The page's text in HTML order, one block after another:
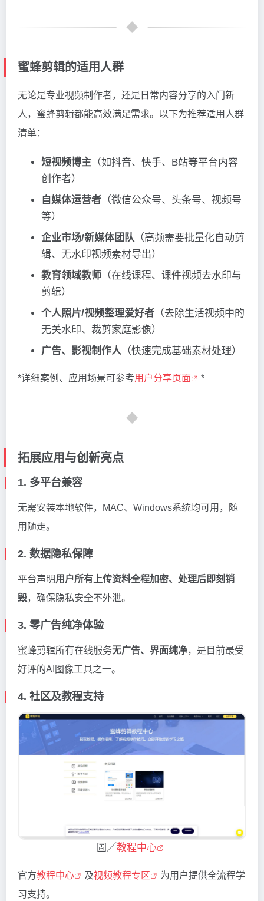
蜜蜂剪辑的适用人群
无论是专业视频制作者，还是日常内容分享的入门新
人，蜜蜂剪辑都能高效满足需求。以下为推荐适用人群
清单：
短视频博主 （如抖音、快手、B站等平台内容
创作者）
自媒体运营者 （微信公众号、头条号、视频号
等）
企业市场/新媒体团队 （高频需要批量化自动剪
辑、无水印视频素材导出）
教育领域教师 （在线课程、课件视频去水印与
剪辑）
个人照片/视频整理爱好者 （去除生活视频中的
无关水印、裁剪家庭影像）
广告、影视制作人 （快速完成基础素材处理）
*详细案例、应用场景可参考用户分享页面 *
拓展应用与创新亮点
1. 多平台兼容
无需安装本地软件，MAC、Windows系统均可用，随
用随走。
2. 数据隐私保障
平台声明用户所有上传资料全程加密、处理后即刻销
毁，确保隐私安全不外泄。
3. 零广告纯净体验
蜜蜂剪辑所有在线服务无广告、界面纯净，是目前最受
好评的AI图像工具之一。
4. 社区及教程支持
圖／教程中心
官方教程中心 及视频教程专区
为用户提供全流程学
习支持。